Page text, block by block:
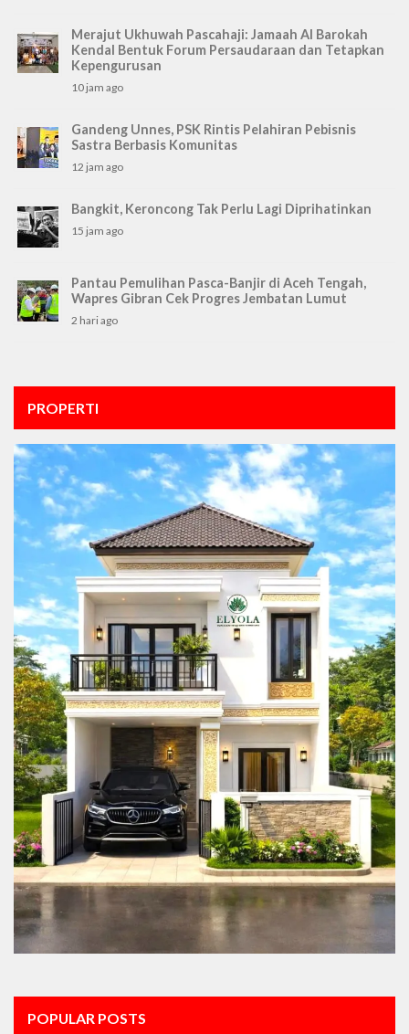
Merajut Ukhuwah Pascahaji: Jamaah Al Barokah
Kendal Bentuk Forum Persaudaraan dan Tetapkan
Kepengurusan
10 jam ago
Gandeng Unnes, PSK Rintis Pelahiran Pebisnis
Sastra Berbasis Komunitas
12 jam ago
Bangkit, Keroncong Tak Perlu Lagi Diprihatinkan
15 jam ago
Pantau Pemulihan Pasca-Banjir di Aceh Tengah,
Wapres Gibran Cek Progres Jembatan Lumut
2 hari ago
PROPERTI
POPULAR POSTS